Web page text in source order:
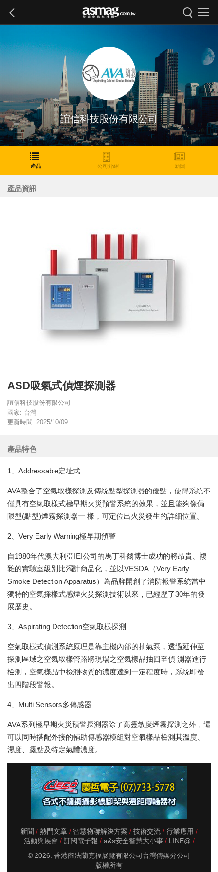
誼信科技股份有限公司
產品 公司介紹 新聞
產品資訊
ASD吸氣式偵煙探測器
誼信科技股份有限公司
國家: 台灣
更新時間: 2025/10/09
產品特色
1、Addressable定址式
AVA整合了空氣取樣探測及傳統點型探測器的優點，使得系統不
僅具有空氣取樣式極早期火災預警系統的效果，並且能夠像侷
限型(點型)煙霧探測器一 樣，可定位出火災發生的詳細位置。
2、Very Early Warning極早期預警
自1980年代澳大利亞IEI公司的馬丁科爾博士成功的將昂貴、複
雜的實驗室級別比濁計商品化，並以VESDA（Very Early
Smoke Detection Apparatus）為品牌開創了消防報警系統當中
獨特的空氣採樣式感煙火災探測技術以來，已經歷了30年的發
展歷史。
3、Aspirating Detection空氣取樣探測
空氣取樣式偵測系統原理是靠主機內部的抽氣泵，透過延伸至
探測區域之空氣取樣管路將現場之空氣樣品抽回至偵 測器進行
檢測，空氣樣品中檢測物質的濃度達到一定程度時，系統即發
出四階段警報。
4、Multi Sensors多傳感器
AVA系列極早期火災預警探測器除了高靈敏度煙霧探測之外，還
可以同時搭配外接的輔助傳感器模組對空氣樣品檢測其溫度、
濕度、露點及特定氣體濃度。
新聞 熱門文章 智慧物聯解決方案 技術交流
行業應用
活動與展會
訂閱電子報 a&s安全智慧大小事
LINE@
© 2026. 香港商法蘭克福展覽有限公司台灣傳媒分公司
版權所有